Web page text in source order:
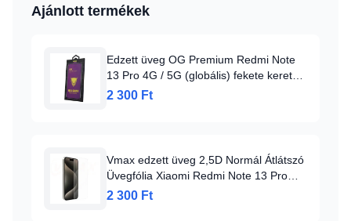
Ajánlott termékek
Edzett üveg OG Premium Redmi Note
13 Pro 4G / 5G (globális) fekete keret
üvegfólia
2 300 Ft
Vmax edzett üveg 2,5D Normál Átlátszó
Üvegfólia Xiaomi Redmi Note 13 Pro
5G-hez, Üvegfólia
2 300 Ft